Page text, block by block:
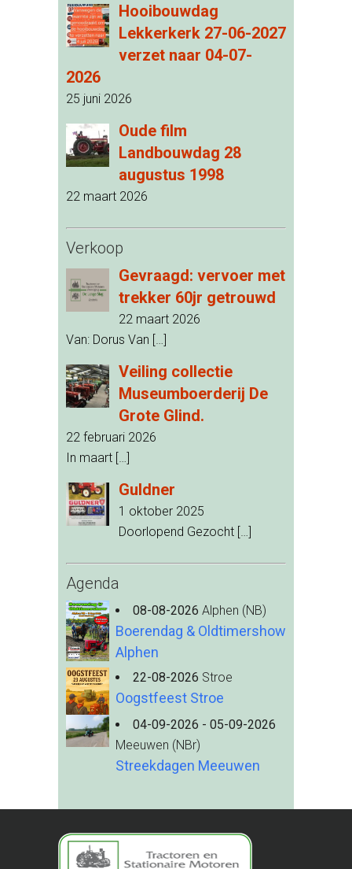
Hooibouwdag
Lekkerkerk 27-06-2027
verzet naar 04-07-
2026
25 juni 2026
Oude film
Landbouwdag 28
augustus 1998
22 maart 2026
Verkoop
Gevraagd: vervoer met
trekker 60jr getrouwd
22 maart 2026
Van: Dorus Van […]
Veiling collectie
Museumboerderij De
Grote Glind.
22 februari 2026
In maart […]
Guldner
1 oktober 2025
Doorlopend Gezocht […]
Agenda
08-08-2026 Alphen (NB)
Boerendag & Oldtimershow
Alphen
22-08-2026 Stroe
Oogstfeest Stroe
04-09-2026 - 05-09-2026
Meeuwen (NBr)
Streekdagen Meeuwen